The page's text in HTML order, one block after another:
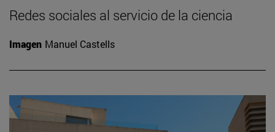
Redes sociales al servicio de la ciencia
Imagen Manuel Castells